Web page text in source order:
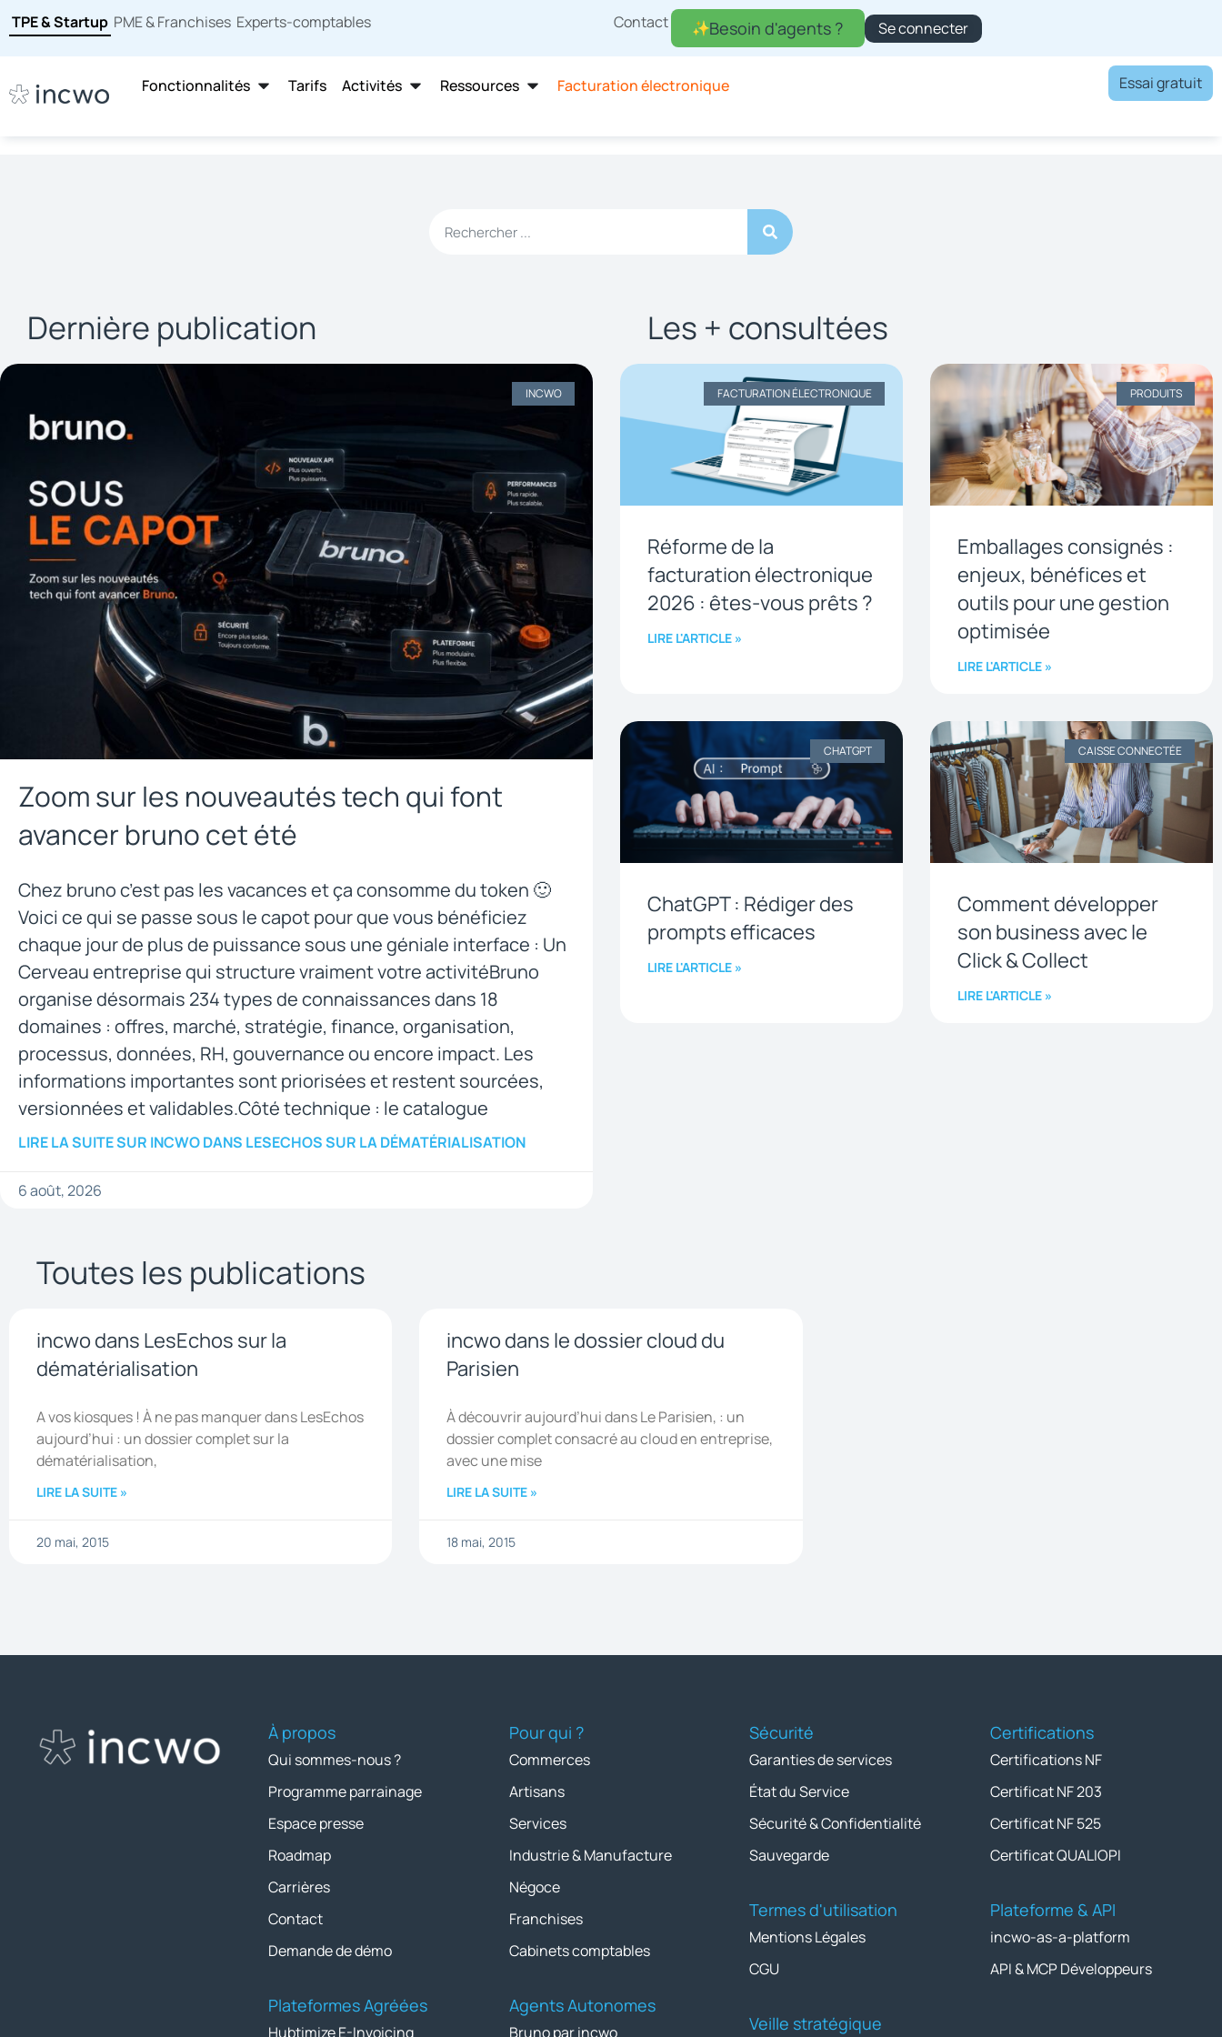
TPE & Startup PME & Franchises Experts-comptables Contact Se connecter
Besoin d'agents ?
Fonctionnalités Tarifs Activités Ressources Facturation électronique Essai gratuit
Dernière publication
INCWO
Zoom sur les nouveautés tech qui font
avancer bruno cet été
Chez bruno c’est pas les vacances et ça consomme du token 🙂
Voici ce qui se passe sous le capot pour que vous bénéficiez
chaque jour de plus de puissance sous une géniale interface : Un
Cerveau entreprise qui structure vraiment votre activitéBruno
organise désormais 234 types de connaissances dans 18
domaines : offres, marché, stratégie, finance, organisation,
processus, données, RH, gouvernance ou encore impact. Les
informations importantes sont priorisées et restent sourcées,
versionnées et validables.Côté technique : le catalogue
LIRE LA SUITESUR INCWO DANS LESECHOS SUR LA DÉMATÉRIALISATION
6 août, 2026
Les + consultées
FACTURATION ÉLECTRONIQUE
Réforme de la
facturation électronique
2026 : êtes-vous prêts ?
LIRE L'ARTICLE »
PRODUITS
Emballages consignés :
enjeux, bénéfices et
outils pour une gestion
optimisée
LIRE L'ARTICLE »
CHATGPT
ChatGPT : Rédiger des
prompts efficaces
LIRE L'ARTICLE »
CAISSE CONNECTÉE
Comment développer
son business avec le
Click & Collect
LIRE L'ARTICLE »
Toutes les publications
incwo dans LesEchos sur la
dématérialisation
A vos kiosques ! À ne pas manquer dans LesEchos
aujourd’hui : un dossier complet sur la
dématérialisation,
LIRE LA SUITE »
20 mai, 2015
incwo dans le dossier cloud du
Parisien
À découvrir aujourd’hui dans Le Parisien, : un
dossier complet consacré au cloud en entreprise,
avec une mise
LIRE LA SUITE »
18 mai, 2015
À propos
Qui sommes-nous ?
Programme parrainage
Espace presse
Roadmap
Carrières
Contact
Demande de démo
Plateformes Agréées
Hubtimize E-Invoicing
Pour qui ?
Commerces
Artisans
Services
Industrie & Manufacture
Négoce
Franchises
Cabinets comptables
Agents Autonomes
Bruno par incwo
Sécurité
Garanties de services
État du Service
Sécurité & Confidentialité
Sauvegarde
Termes d'utilisation
Mentions Légales
CGU
Veille stratégique
Certifications
Certifications NF
Certificat NF 203
Certificat NF 525
Certificat QUALIOPI
Plateforme & API
incwo-as-a-platform
API & MCP Développeurs